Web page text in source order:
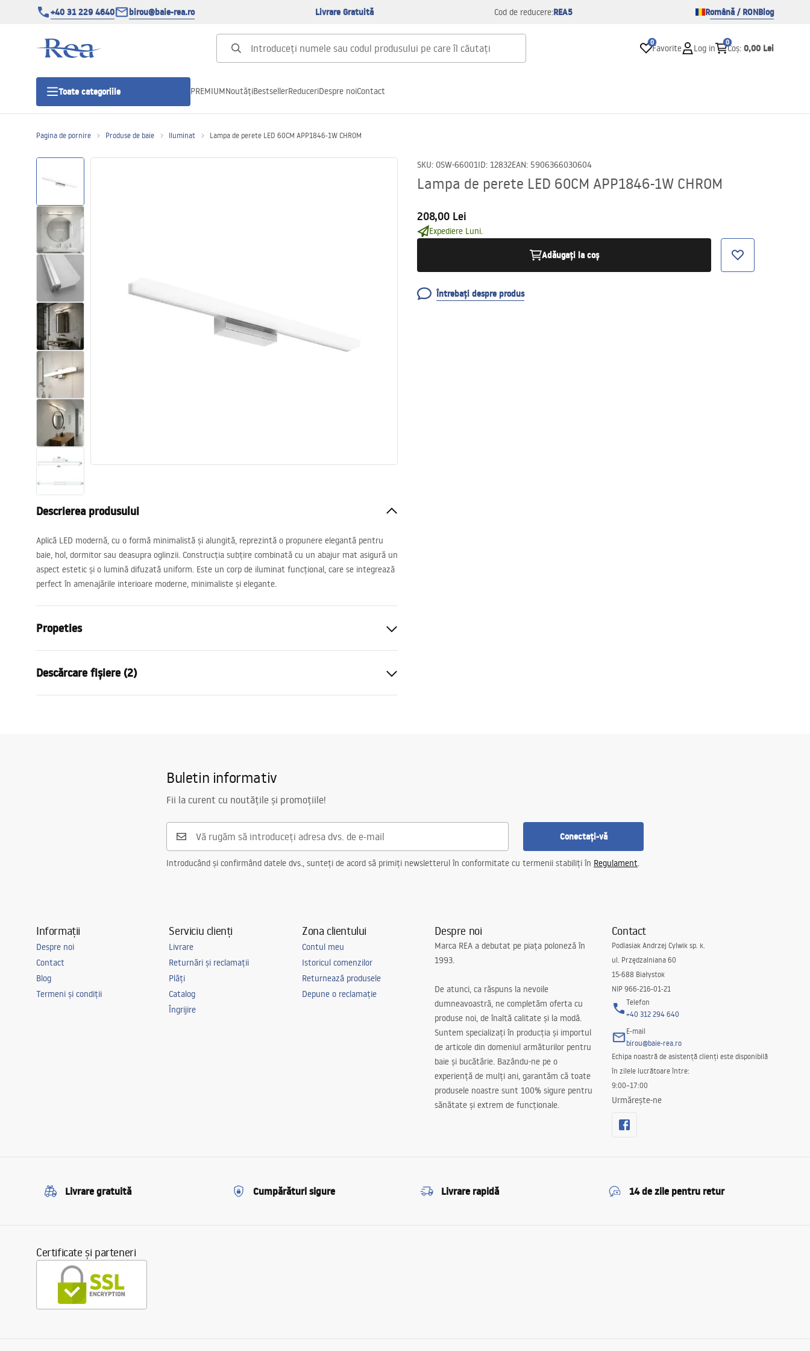
+40 31 229 4640 birou@baie-rea.ro Livrare Gratuită Cod de reducere:REA5 Română / RONBlog
0
Favorite Log in
0
Coș: 0,00 Lei
Toate categoriile
Cadite de dus
Rigole Liniare
Vase WC si Bideuri
Cazi cu paravane
Dusuri
PREMIUMNoutățiBestsellerReduceriDespre noiContact
Pagina de pornire Produse de baie Iluminat Lampa de perete LED 60CM APP1846-1W CHROM
SKU: OSW-66001ID: 12832EAN: 5906366030604
Lampa de perete LED 60CM APP1846-1W CHROM
208,00 Lei
Expediere Luni.
Adăugați la coș
Întrebați despre produs
Descrierea produsului
Aplică LED modernă, cu o formă minimalistă și alungită, reprezintă o propunere elegantă pentru
baie, hol, dormitor sau deasupra oglinzii. Construcția subțire combinată cu un abajur mat asigură un
aspect estetic și o lumină difuzată uniform. Este un corp de iluminat funcțional, care se integrează
perfect în amenajările interioare moderne, minimaliste și elegante.
Propeties
Tip lampa
Lungime (mm)
600mm
metal, plastic
0 - 500 lm
Sursa LED incorporata
Sursa LED incorporata
Clasa energetica
G
Clasa etanseitate
Cameră
birou, sufragerie, hol/scări, bucatarie, camera
copilului, living, universal
Putere
Descărcare fișiere (2)
Buletin informativ
Fii la curent cu noutățile și promoțiile!
Conectați-vă
Introducând și confirmând datele dvs., sunteți de acord să primiți newsletterul în conformitate cu termenii stabiliți în Regulament.
Informații
Despre noi
Contact
Blog
Termeni și condiții
Serviciu clienți
Livrare
Returnări și reclamații
Plăți
Catalog
Îngrijire
Zona clientului
Contul meu
Istoricul comenzilor
Returnează produsele
Depune o reclamație
Despre noi
Marca REA a debutat pe piața poloneză în
1993.
De atunci, ca răspuns la nevoile
dumneavoastră, ne completăm oferta cu
produse noi, de înaltă calitate și la modă.
Suntem specializați în producția și importul
de articole din domeniul armăturilor pentru
baie și bucătărie. Bazându-ne pe o
experiență de mulți ani, garantăm că toate
produsele noastre sunt 100% sigure pentru
sănătate și extrem de funcționale.
Contact
Podlasiak Andrzej Cylwik sp. k.
ul. Przędzalniana 60
15-688 Białystok
NIP 966-216-01-21
Telefon
+40 312 294 640
E-mail
birou@baie-rea.ro
Echipa noastră de asistență clienți este disponibilă
în zilele lucrătoare între:
9:00–17:00
Urmărește-ne
Livrare gratuită Cumpărături sigure Livrare rapidă 14 de zile pentru retur
Certificate și parteneri